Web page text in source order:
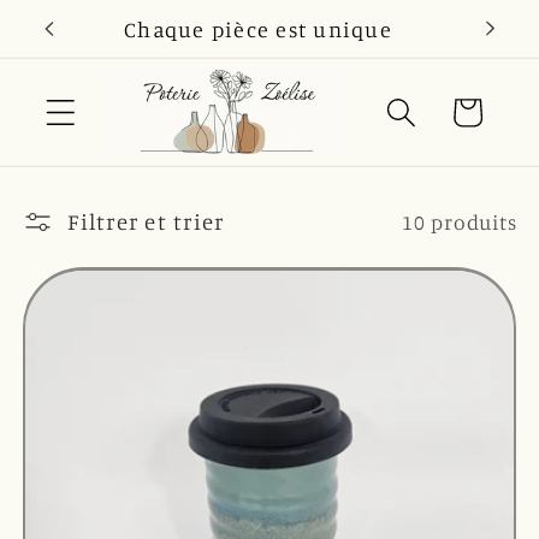
passer
Chaque pièce est unique
Panier
Filtrer et trier 10 produits